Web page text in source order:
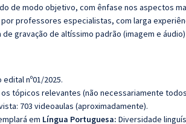
de modo objetivo, com ênfase nos aspectos
por professores especialistas, com larga
de gravação de altíssimo padrão (imagem e áudio)
nº01/2025.
os tópicos relevantes (não necessariamente
703 videoaulas (aproximadamente).
em Língua Portuguesa: Diversidade